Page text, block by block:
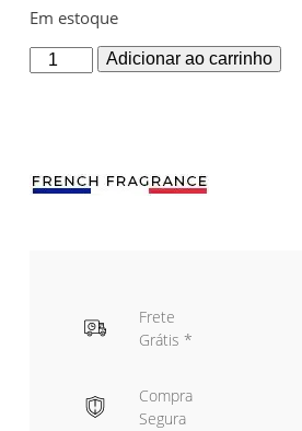
Em estoque
Handsome
Perfume
Masculino
Adicionar ao carrinho
Frete
Grátis *
Compra
Segura